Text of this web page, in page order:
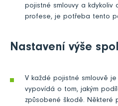
pojistné smlouvy a kdykoliv
profese, je potřeba tento
Nastavení výše
V každé pojistné smlouvě
vypovídá o tom, jakým
způsobené škodě. Některé